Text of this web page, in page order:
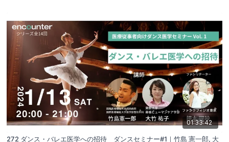
01:33:42
272 ダンス・バレエ医学への招待 ダンスセミナー#1｜竹島 憲一郎, 大